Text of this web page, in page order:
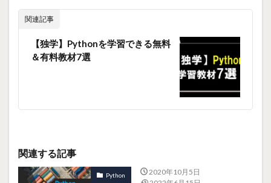
関連記事
【独学】Pythonを学習できる無料
＆有料教材7選
関連する記事
Python
2020年10月5日